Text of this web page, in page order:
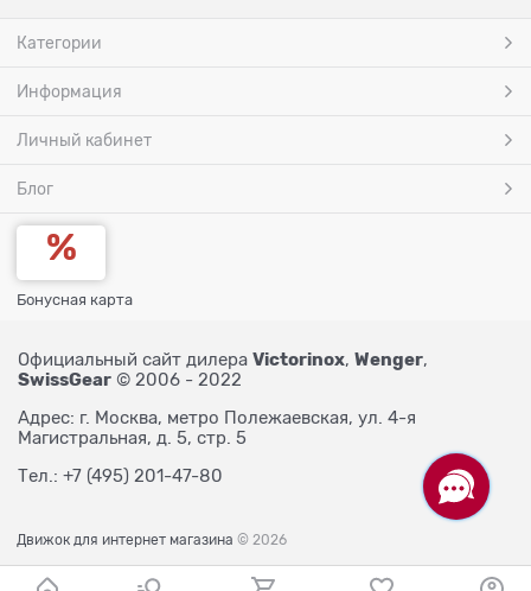
Категории
Информация
Личный кабинет
Блог
Бонусная карта
Официальный сайт дилера Victorinox, Wenger,
SwissGear © 2006 - 2022
Адрес: г. Москва, метро Полежаевская, ул. 4-я
Магистральная, д. 5, стр. 5
Тел.: +7 (495) 201-47-80
Движок для интернет магазина © 2026